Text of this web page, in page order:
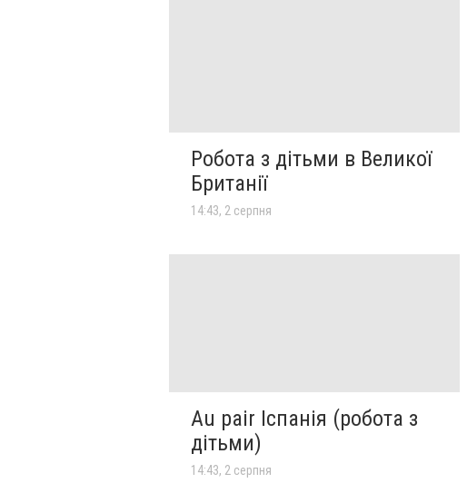
Робота з дітьми в Великої
Британії
14:43, 2 серпня
Au pair Іспанія (робота з
дітьми)
14:43, 2 серпня